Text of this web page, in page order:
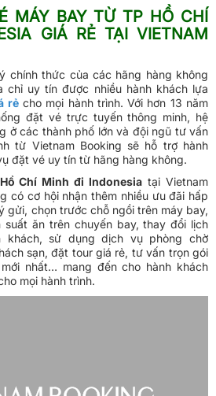
MÁY BAY TỪ TP HỒ CHÍ
GIÁ RẺ TẠI VIETNAM
chính thức của các hãng hàng không
chỉ uy tín được nhiều hành khách lựa
rẻcho mọi hành trình. Với hơn 13 năm
đặt vé trực tuyến thông minh, hệ
ở các thành phố lớn và đội ngũ tư vấn
từ Vietnam Booking sẽ hỗ trợ hành
đặt vé uy tín từ hãng hàng không.
Chí Minh đi Indonesia tại Vietnam
có cơ hội nhận thêm nhiều ưu đãi hấp
gửi, chọn trước chỗ ngồi trên máy bay,
suất ăn trên chuyến bay, thay đổi lịch
khách, sử dụng dịch vụ phòng chờ
sạn, đặt tour giá rẻ, tư vấn trọn gói
nhất… mang đến cho hành khách
mọi hành trình.